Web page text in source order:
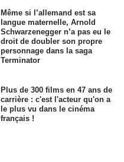
Même si l’allemand est sa
langue maternelle, Arnold
Schwarzenegger n’a pas eu le
droit de doubler son propre
personnage dans la saga
Terminator
Plus de 300 films en 47 ans de
carrière : c'est l'acteur qu'on a
le plus vu dans le cinéma
français !